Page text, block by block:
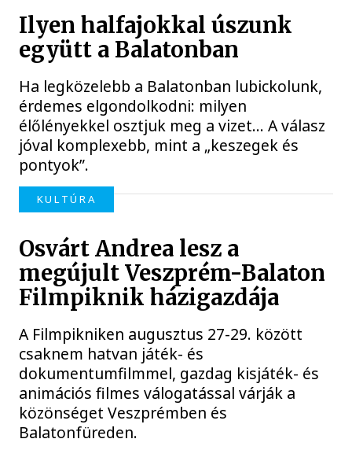
Ilyen halfajokkal úszunk
együtt a Balatonban
Ha legközelebb a Balatonban lubickolunk,
érdemes elgondolkodni: milyen
élőlényekkel osztjuk meg a vizet… A válasz
jóval komplexebb, mint a „keszegek és
pontyok”.
KULTÚRA
Osvárt Andrea lesz a
megújult Veszprém-Balaton
Filmpiknik házigazdája
A Filmpikniken augusztus 27-29. között
csaknem hatvan játék- és
dokumentumfilmmel, gazdag kisjáték- és
animációs filmes válogatással várják a
közönséget Veszprémben és
Balatonfüreden.